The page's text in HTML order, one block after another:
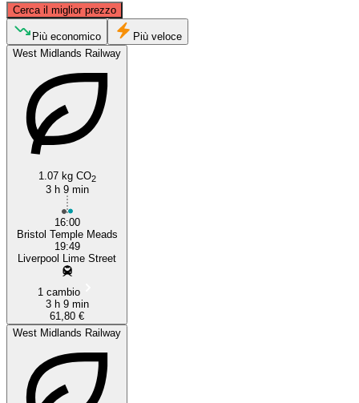
Cerca il miglior prezzo
Liverpool
Più economico
Più veloce
West Midlands Railway
1.07 kg CO2
3 h 9 min
16:00
Bristol Temple Meads
19:49
Liverpool Lime Street
1 cambio
3 h 9 min
61,80 €
West Midlands Railway